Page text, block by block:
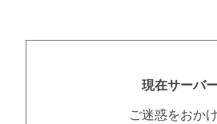
現在サーバ
ご迷惑をおか